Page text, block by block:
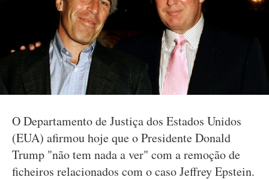
O Departamento de Justiça dos Estados Unidos
(EUA) afirmou hoje que o Presidente Donald
Trump "não tem nada a ver" com a remoção de
ficheiros relacionados com o caso Jeffrey Epstein.